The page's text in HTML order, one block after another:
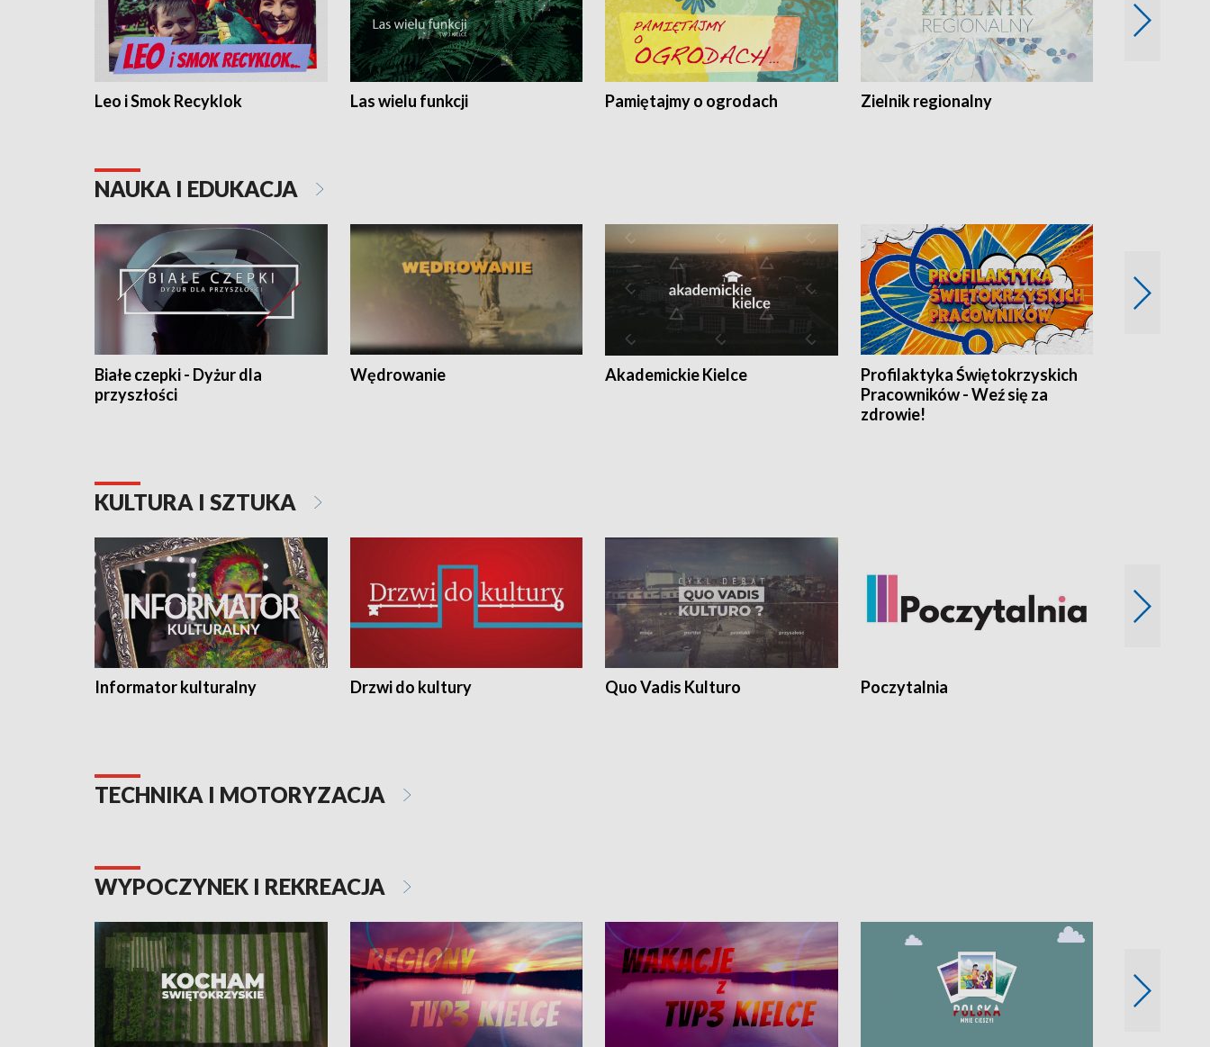
Leo i Smok Recyklok Las wielu funkcji Pamiętajmy o ogrodach Zielnik regionalny
NAUKA I EDUKACJA
Białe czepki - Dyżur dla
przyszłości
Wędrowanie Akademickie Kielce
Profilaktyka Świętokrzyskich
Pracowników - Weź się za
zdrowie!
KULTURA I SZTUKA
Informator kulturalny Drzwi do kultury Quo Vadis Kulturo Poczytalnia
TECHNIKA I MOTORYZACJA
WYPOCZYNEK I REKREACJA